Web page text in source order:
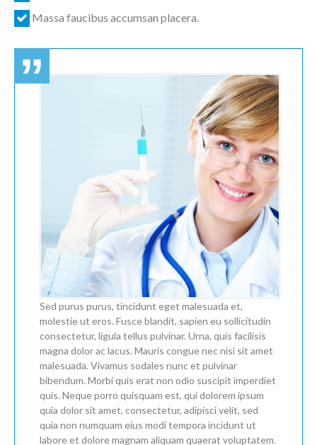
Massa faucibus accumsan placera.
Sed purus purus, tincidunt eget malesuada et,
molestie ut eros. Fusce blandit, sapien eu sollicitudin
consectetur, ligula tellus pulvinar. Urna, quis facilisis
magna dolor ac lacus. Mauris congue nec nisi sit amet
malesuada. Vivamus sodales nunc et pulvinar
bibendum. Morbi quis erat non odio suscipit imperdiet
quis. Neque porro quisquam est, qui dolorem ipsum
quia dolor sit amet, consectetur, adipisci velit, sed
quia non numquam eius modi tempora incidunt ut
labore et dolore magnam aliquam quaerat voluptatem.